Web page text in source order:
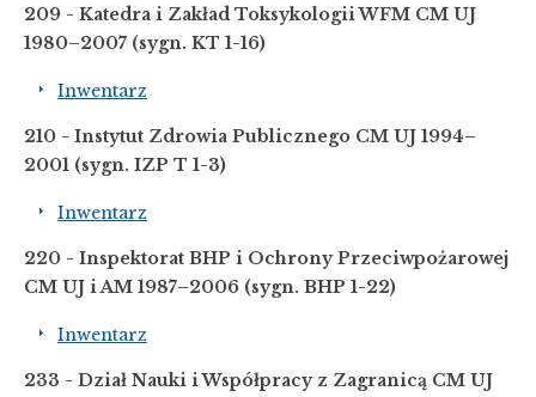
209 - Katedra i Zakład Toksykologii WFM CM UJ
1980–2007 (sygn. KT 1-16)
Inwentarz
210 - Instytut Zdrowia Publicznego CM UJ 1994–
2001 (sygn. IZP T 1-3)
Inwentarz
220 - Inspektorat BHP i Ochrony Przeciwpożarowej
CM UJ i AM 1987–2006 (sygn. BHP 1-22)
Inwentarz
233 - Dział Nauki i Współpracy z Zagranicą CM UJ